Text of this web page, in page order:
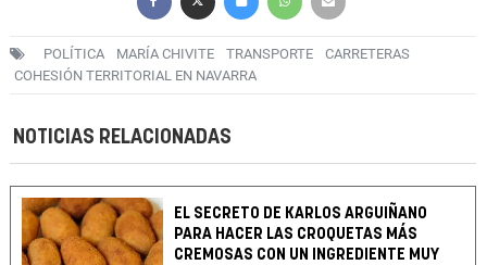
POLÍTICA MARÍA CHIVITE TRANSPORTE
CARRETERAS
COHESIÓN TERRITORIAL EN NAVARRA
NOTICIAS RELACIONADAS
EL SECRETO DE KARLOS ARGUIÑANO
PARA HACER LAS CROQUETAS MÁS
CREMOSAS CON UN INGREDIENTE MUY